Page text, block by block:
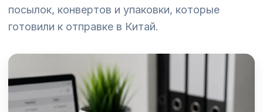
посылок, конвертов и упаковки, которые
готовили к отправке в Китай.